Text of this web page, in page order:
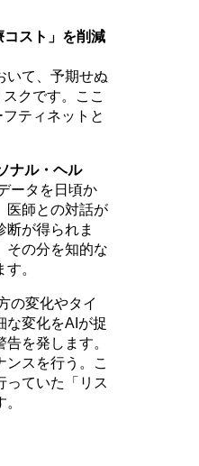
コスト」を削減
いて、予期せぬ
クです。ここ
ティネットと
ナル・ヘル
ータを日頃か
医師との対話が
断が得られま
その分を知的な
。
の変化やタイ
な変化をAIが捉
を発します。
ンスを行う。こ
っていた「リス